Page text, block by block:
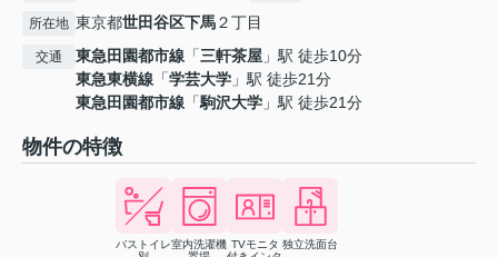
所在地 東京都世田谷区下馬２丁目
交通 東急田園都市線 「三軒茶屋 」駅 徒歩10分
東急東横線 「学芸大学 」駅 徒歩21分
東急田園都市線 「駒沢大学 」駅 徒歩21分
物件の特徴
バストイレ室内洗濯機 TVモニタ 独立洗面台